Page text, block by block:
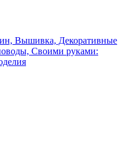
Вышивка, Декоративные
Своими руками: